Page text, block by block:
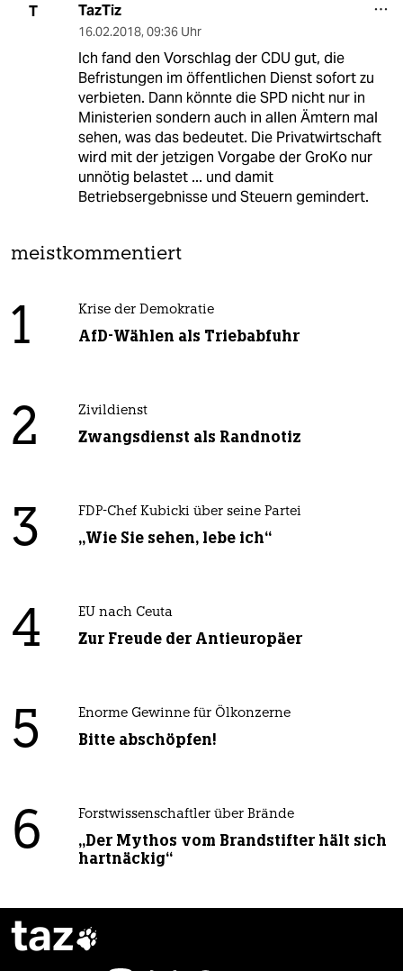
T TazTiz
16.02.2018, 09:36 Uhr
Ich fand den Vorschlag der CDU gut, die
Befristungen im öffentlichen Dienst sofort zu
verbieten. Dann könnte die SPD nicht nur in
Ministerien sondern auch in allen Ämtern mal
sehen, was das bedeutet. Die Privatwirtschaft
wird mit der jetzigen Vorgabe der GroKo nur
unnötig belastet ... und damit
Betriebsergebnisse und Steuern gemindert.
meistkommentiert
1 Krise der Demokratie
AfD-Wählen als Triebabfuhr
2 Zivildienst
Zwangsdienst als Randnotiz
3 FDP-Chef Kubicki über seine Partei
„Wie Sie sehen, lebe ich“
4 EU nach Ceuta
Zur Freude der Antieuropäer
5 Enorme Gewinne für Ölkonzerne
Bitte abschöpfen!
6 Forstwissenschaftler über Brände
„Der Mythos vom Brandstifter hält sich
hartnäckig“
taz